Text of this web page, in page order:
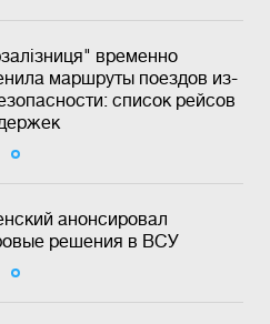
временно
маршруты поездов из-
список рейсов
анонсировал
решения в ВСУ